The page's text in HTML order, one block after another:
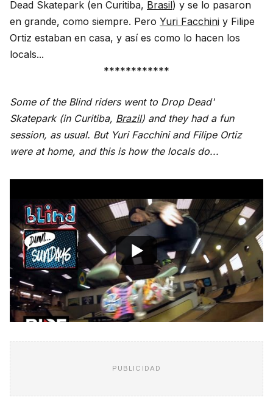
Dead Skatepark (en Curitiba, Brasil) y se lo pasaron
en grande, como siempre. Pero Yuri Facchini y Filipe
Ortiz estaban en casa, y así es como lo hacen los
locals...
************
Some of the Blind riders went to Drop Dead'
Skatepark (in Curitiba, Brazil) and they had a fun
session, as usual. But Yuri Facchini and Filipe Ortiz
were at home, and this is how the locals do...
PUBLICIDAD